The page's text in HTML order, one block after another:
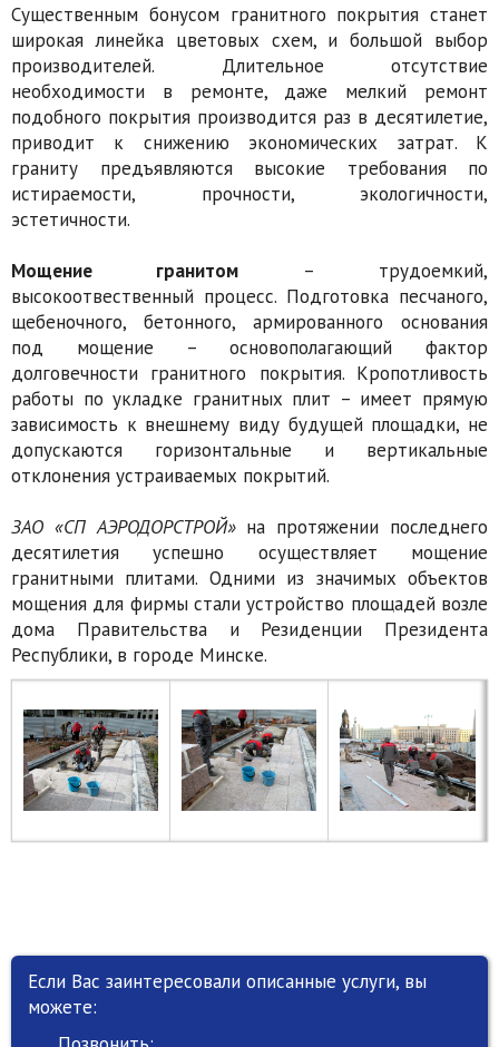
Существенным бонусом гранитного покрытия станет
широкая линейка цветовых схем, и большой выбор
производителей. Длительное отсутствие
необходимости в ремонте, даже мелкий ремонт
подобного покрытия производится раз в десятилетие,
приводит к снижению экономических затрат. К
граниту предъявляются высокие требования по
истираемости, прочности, экологичности,
эстетичности.
Мощение гранитом – трудоемкий,
высокоотвественный процесс. Подготовка песчаного,
щебеночного, бетонного, армированного основания
под мощение – основополагающий фактор
долговечности гранитного покрытия. Кропотливость
работы по укладке гранитных плит – имеет прямую
зависимость к внешнему виду будущей площадки, не
допускаются горизонтальные и вертикальные
отклонения устраиваемых покрытий.
ЗАО «СП АЭРОДОРСТРОЙ»на протяжении последнего
десятилетия успешно осуществляет мощение
гранитными плитами. Одними из значимых объектов
мощения для фирмы стали устройство площадей возле
дома Правительства и Резиденции Президента
Республики, в городе Минске.
Если Вас заинтересовали описанные услуги, вы
можете: